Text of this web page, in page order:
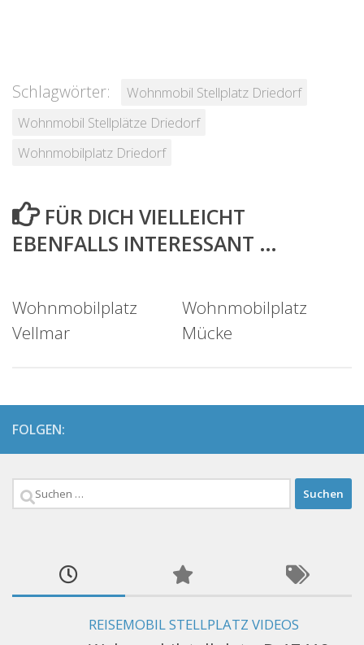
Schlagwörter:
Wohnmobil Stellplatz Driedorf
Wohnmobil Stellplätze Driedorf
Wohnmobilplatz Driedorf
FÜR DICH VIELLEICHT
EBENFALLS INTERESSANT …
Wohnmobilplatz
Vellmar
Wohnmobilplatz
Mücke
FOLGEN:
Suchen
REISEMOBIL STELLPLATZ VIDEOS